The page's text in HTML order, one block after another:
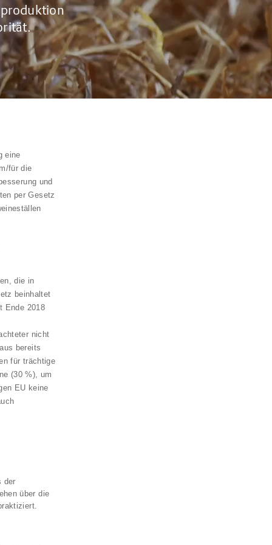
eine
für die
und
per Gesetz
die in
beinhaltet
Ende 2018
nicht
bereits
für trächtige
(30 %), um
EU keine
der
über die